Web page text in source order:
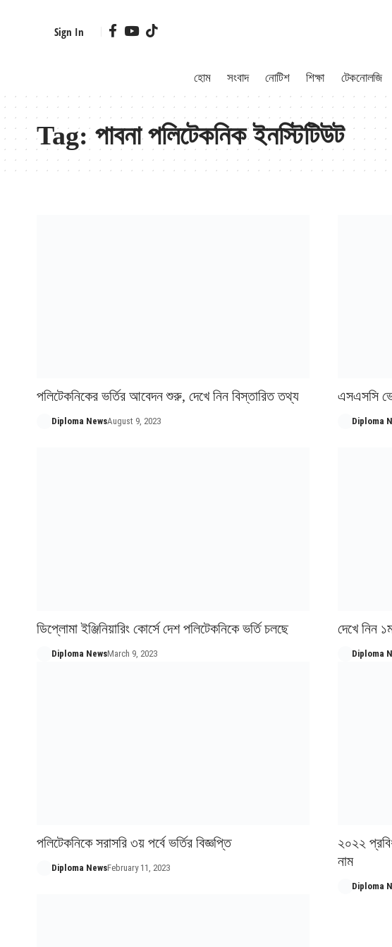
Sign In
হোম সংবাদ নোটিশ শিক্ষা টেকনোলজি
Tag:পাবনা পলিটেকনিক ইনস্টিটিউট
পলিটেকনিকের ভর্তির আবেদন শুরু, দেখে নিন বিস্তারিত তথ্য
Diploma NewsAugust 9, 2023
এসএসসি
Diploma
ডিপ্লোমা ইঞ্জিনিয়ারিং কোর্সে দেশ পলিটেকনিকে ভর্তি চলছে
Diploma NewsMarch 9, 2023
দেখে নিন
Diploma
পলিটেকনিকে সরাসরি ৩য় পর্বে ভর্তির বিজ্ঞপ্তি
Diploma NewsFebruary 11, 2023
২০২২
নাম
Diploma